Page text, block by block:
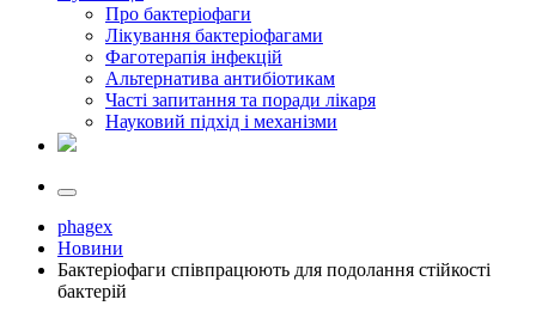
Про бактеріофаги
Лікування бактеріофагами
Фаготерапія інфекцій
Альтернатива антибіотикам
Часті запитання та поради лікаря
Науковий підхід і механізми
phagex
Новини
Бактеріофаги співпрацюють для подолання стійкості
бактерій